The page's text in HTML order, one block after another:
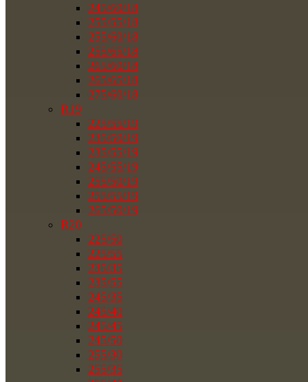
245/60/18
255/55/18
255/60/18
255/65/18
265/60/18
265/65/18
275/60/18
R19
225/55/19
235/50/19
235/55/19
245/55/19
255/50/19
255/55/19
265/50/19
R20
225/50
225/55
235/35
235/55
245/35
245/40
245/45
245/50
255/30
255/35